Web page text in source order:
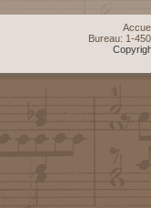
Bureau: 1-